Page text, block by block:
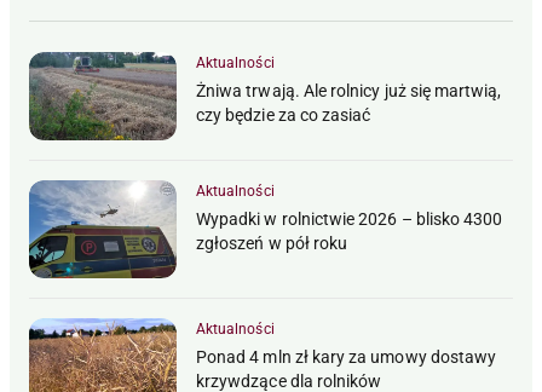
Aktualności
Żniwa trwają. Ale rolnicy już się martwią,
czy będzie za co zasiać
Aktualności
Wypadki w rolnictwie 2026 – blisko 4300
zgłoszeń w pół roku
Aktualności
Ponad 4 mln zł kary za umowy dostawy
krzywdzące dla rolników